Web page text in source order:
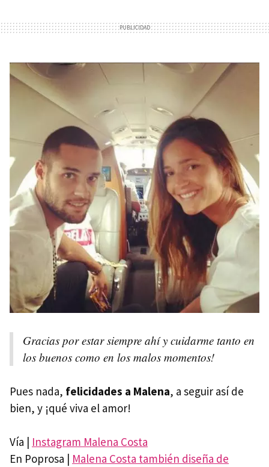
Gracias por estar siempre ahí y cuidarme tanto en
los buenos como en los malos momentos!
Pues nada, felicidades a Malena, a seguir así de
bien, y ¡qué viva el amor!
Vía | Instagram Malena Costa
En Poprosa | Malena Costa también diseña de